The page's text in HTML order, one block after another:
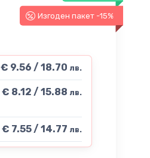
Изгоден пакет -15%
€ 9.56 / 18.70 лв.
€ 8.12 / 15.88 лв.
€ 7.55 / 14.77 лв.